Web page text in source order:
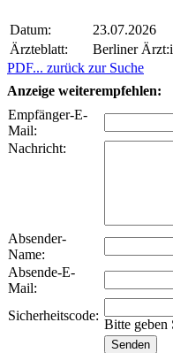
Datum:
23.07.2026
Ärzteblatt:
Berliner
PDF... zurück zur Suche
Anzeige weiterempfehlen:
Empfänger-E-
Mail:
Nachricht:
Absender-
Name:
Absende-E-
Mail:
Sicherheitscode:
Bitte geben